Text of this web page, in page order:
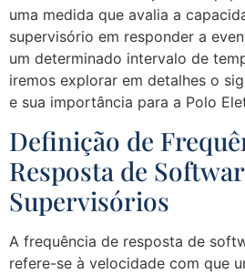
uma medida que avalia a
supervisório em responder a
um determinado intervalo de
iremos explorar em detalhes o
e sua importância para a Polo
Definição de
Resposta de
Supervisórios
A frequência de resposta de
refere-se à velocidade com que